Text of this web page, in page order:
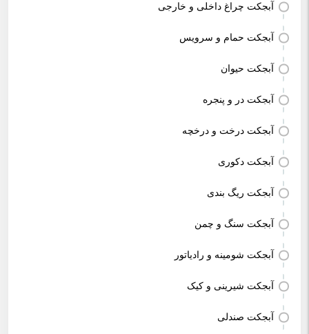
آبجکت چراغ داخلی و خارجی
آبجکت حمام و سرویس
آبجکت حیوان
آبجکت در و پنجره
آبجکت درخت و درخچه
آبجکت دکوری
آبجکت ریگ بندی
آبجکت سنگ و چمن
آبجکت شومینه و رادیاتور
آبجکت شیرینی و کیک
آبجکت صندلی